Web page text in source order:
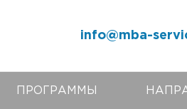
info@mba-
ПРОГРАММЫ